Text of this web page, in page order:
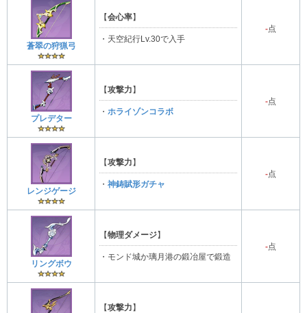
蒼翠の狩猟弓
【会心率】
・天空紀行Lv.30で入手
-点
プレデター
【攻撃力 】
・ ホライゾンコラボ
-点
レンジゲージ
【攻撃力 】
・ 神鋳賦形ガチャ
-点
リングボウ
【物理ダメージ】
・モンド城か璃月港の鍛冶屋で鍛造
-点
【攻撃力 】